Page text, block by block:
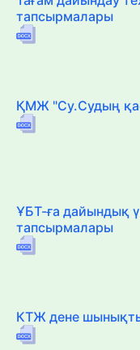
тапсырмалары
ҚМЖ "Су.Судың
ҰБТ-ға дайындық
тапсырмалары
КТЖ дене